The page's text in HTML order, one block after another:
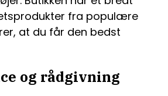
fra populære
at du får den bedst
og rådgivning